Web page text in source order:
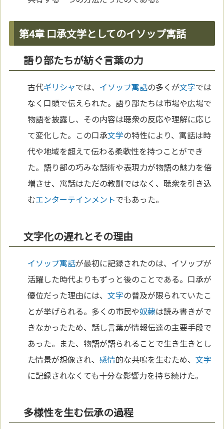
第4章 口承文学としてのイソップ寓話
語り部たちが紡ぐ言葉の力
古代ギリシャでは、 イソップ寓話の多くが文字では
なく口頭で伝えられた。語り部たちは市場や広場で
物語を披露し、その内容は聴衆の反応や理解に応じ
て変化した。この口承文学の特性により、寓話は時
代や地域を超えて伝わる柔軟性を持つことができ
た。語り部の巧みな話術や表現力が物語の魅力を倍
増させ、寓話はただの教訓ではなく、聴衆を引き込
むエンターテインメントでもあった。
文字化の遅れとその理由
イソップ寓話が最初に記録されたのは、イソップが
活躍した時代よりもずっと後のことである。口承が
優位だった理由には、文字の普及が限られていたこ
とが挙げられる。多くの市民や奴隷は読み書きがで
きなかったため、話し言葉が情報伝達の主要手段で
あった。また、物語が語られることで生き生きとし
た情景が想像され、感情的な共鳴を生むため、文字
に記録されなくても十分な影響力を持ち続けた。
多様性を生む伝承の過程